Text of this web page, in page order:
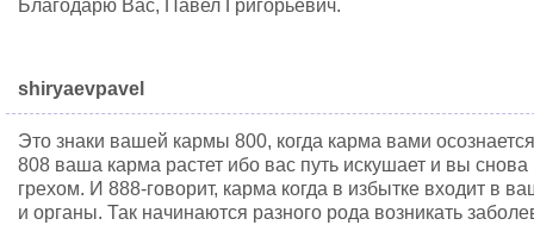
Благодарю Вас, Павел Григорьевич.
shiryaevpavel
Это знаки вашей кармы 800, когда карма вами
808 ваша карма растет ибо вас путь искушает и вы
грехом. И 888-говорит, карма когда в избытке входит в
и органы. Так начинаются разного рода возникать